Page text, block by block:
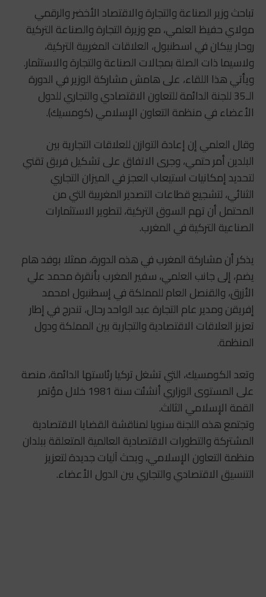
تباحث وزير الصناعة والتجارة والاقتصاد الأخضر والرقمي
مولاي حفيظ العلمي، مع وزيرة التجارة والصناعة التركية
روحار بيكان في اسطنبول، العلاقات المغربية التركية،
ولاسيما ذات الصلة بمجالات الصناعة والتجارة والاستثمار.
ويأتي هذا اللقاء، على هامش مشاركة الوزير في الدورة
الـ35 للجنة الدائمة للتعاون الاقتصادي والتجاري للدول
الأعضاء في منظمة التعاون الإسلامي (كومسيك).
وقال العلمي إن إعادة التوازن للعلاقات التجارية بين
البلدين أمر حتمي، وجرى الاتفاق على تشكيل فريق تقني
لتحديد إمكانيات استيعاب العجز في الميزان التجاري
الثنائي، لتشجيع قطاعات التصدير المغربية التي من
المحتمل أن تهم السوق التركية، لتطوير الاستثمارات
الصناعية التركية في المغرب.
يذكر أن مشاركة المغرب في هذه الدورة، ممثلا بوفد هام
يضم، إلى جانب العلمي، سفير المغرب بأنقرة محمد علي
الأزرق، والقنصل العام للمملكة في إسطنبول امحمد
إفريقن ومدير عام التجارة عبد الواحد رحال، تندرج في إطار
تعزيز العلاقات الاقتصادية والتجارية بين المملكة ودول
المنظمة.
وتعد الكومسيك، التي تشغل تركيا رئاستها الدائمة، منصة
على المستوى الوزاري أنشئت سنة 1981 خلال مؤتمر
القمة الإسلامي الثالث.
وتجتمع هذه اللجنة سنويا لمناقشة القضايا الاقتصادية
المشتركة والتطورات الاقتصادية العالمية المتعلقة ببلدان
منظمة التعاون الإسلامي، وبحث آليات جديدة لتعزيز
التنسيق الاقتصادي والتجاري بين الدول الأعضاء.